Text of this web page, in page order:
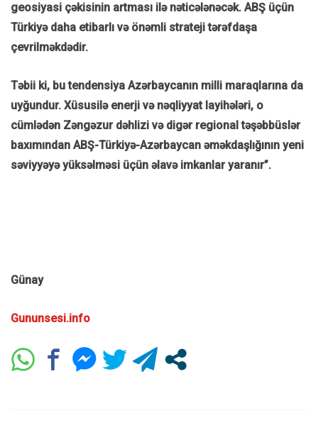
geosiyasi çəkisinin artması ilə nəticələnəcək. ABŞ üçün
Türkiyə daha etibarlı və önəmli strateji tərəfdaşa
çevrilməkdədir.
Təbii ki, bu tendensiya Azərbaycanın milli maraqlarına da
uyğundur. Xüsusilə enerji və nəqliyyat layihələri, o
cümlədən Zəngəzur dəhlizi və digər regional təşəbbüslər
baxımından ABŞ-Türkiyə-Azərbaycan əməkdaşlığının yeni
səviyyəyə yüksəlməsi üçün əlavə imkanlar yaranır”.
Günay
Gununsesi.info